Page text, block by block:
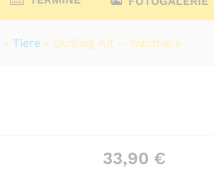
» Tiere » Quilling Kit – Waldtiere
33,90 €